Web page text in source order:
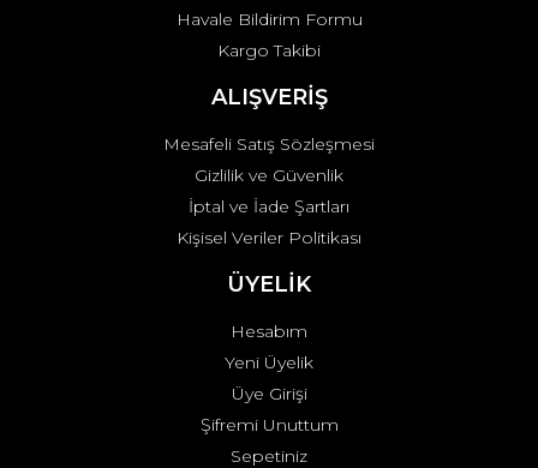
Gönder
Havale Bildirim Formu
Kargo Takibi
ALIŞVERİŞ
Mesafeli Satış Sözleşmesi
Gizlilik ve Güvenlik
İptal ve İade Şartları
Kişisel Veriler Politikası
ÜYELİK
Hesabım
Yeni Üyelik
Üye Girişi
Şifremi Unuttum
Sepetiniz